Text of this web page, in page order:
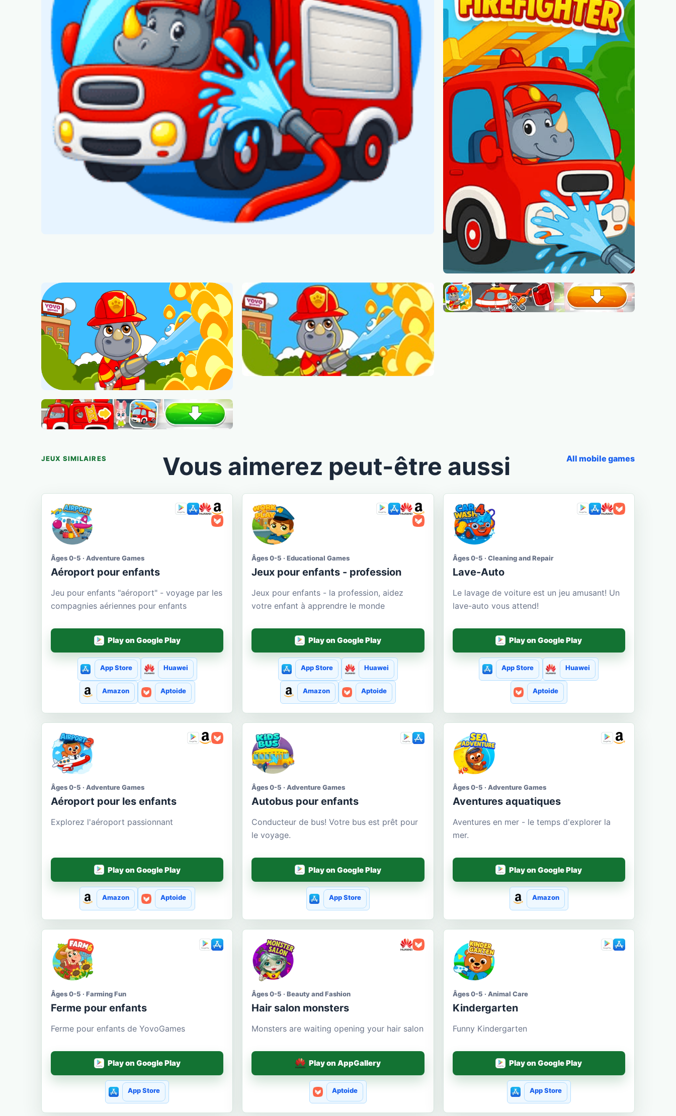
JEUX SIMILAIRES Vous aimerez peut-être aussi All mobile games
Âges 0-5 · Adventure Games
Aéroport pour enfants
Jeu pour enfants "aéroport" - voyage par les
compagnies aériennes pour enfants
Play on Google Play
App Store Huawei
Amazon Aptoide
Âges 0-5 · Educational Games
Jeux pour enfants - profession
Jeux pour enfants - la profession, aidez
votre enfant à apprendre le monde
Play on Google Play
App Store Huawei
Amazon Aptoide
Âges 0-5 · Cleaning and Repair
Lave-Auto
Le lavage de voiture est un jeu amusant! Un
lave-auto vous attend!
Play on Google Play
App Store Huawei
Aptoide
Âges 0-5 · Adventure Games
Aéroport pour les enfants
Explorez l'aéroport passionnant
Play on Google Play
Amazon Aptoide
Âges 0-5 · Adventure Games
Autobus pour enfants
Conducteur de bus! Votre bus est prêt pour
le voyage.
Play on Google Play
App Store
Âges 0-5 · Adventure Games
Aventures aquatiques
Aventures en mer - le temps d'explorer la
mer.
Play on Google Play
Amazon
Âges 0-5 · Farming Fun
Ferme pour enfants
Ferme pour enfants de YovoGames
Play on Google Play
App Store
Âges 0-5 · Beauty and Fashion
Hair salon monsters
Monsters are waiting opening your hair salon
Play on AppGallery
Aptoide
Âges 0-5 · Animal Care
Kindergarten
Funny Kindergarten
Play on Google Play
App Store